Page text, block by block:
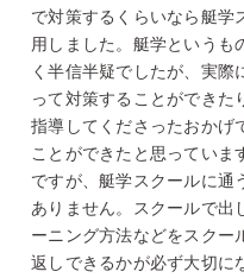
で対策するくらいなら艇学
用しました。艇学というも
く半信半疑でしたが、実際
って対策することができた
指導してくださったおかげ
ことができたと思っていま
ですが、艇学スクールに通
ありません。スクールで出
ーニング方法などをスクー
返しできるかが必ず大切に